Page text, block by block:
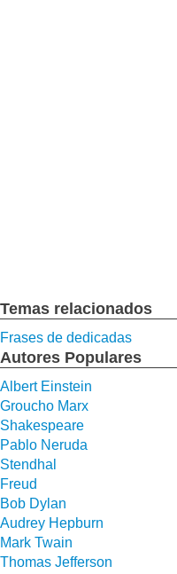
Temas relacionados
Frases de dedicadas
Autores Populares
Albert Einstein
Groucho Marx
Shakespeare
Pablo Neruda
Stendhal
Freud
Bob Dylan
Audrey Hepburn
Mark Twain
Thomas Jefferson